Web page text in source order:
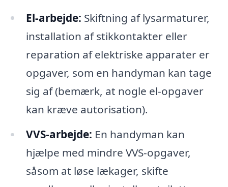
El-arbejde: Skiftning af lysarmaturer,
installation af stikkontakter eller
reparation af elektriske apparater er
opgaver, som en handyman kan tage
sig af (bemærk, at nogle el-opgaver
kan kræve autorisation).
VVS-arbejde: En handyman kan
hjælpe med mindre VVS-opgaver,
såsom at løse lækager, skifte